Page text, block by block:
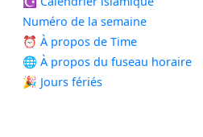
Numéro de la semaine
⏰ À propos de Time
🌐 À propos du fuseau horaire
🎉 Jours fériés